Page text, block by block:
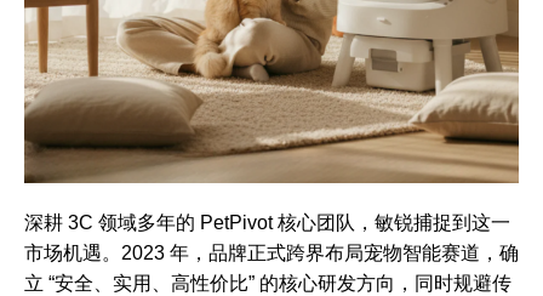
深耕 3C 领域多年的 PetPivot 核心团队，敏锐捕捉到这一
市场机遇。2023 年，品牌正式跨界布局宠物智能赛道，确
立 “安全、实用、高性价比” 的核心研发方向，同时规避传